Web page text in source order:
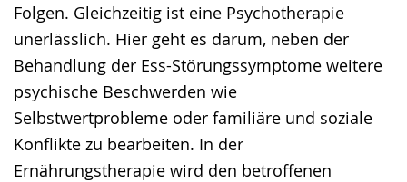
Folgen. Gleichzeitig ist eine Psychotherapie
unerlässlich. Hier geht es darum, neben der
Behandlung der Ess-Störungssymptome weitere
psychische Beschwerden wie
Selbstwertprobleme oder familiäre und soziale
Konflikte zu bearbeiten. In der
Ernährungstherapie wird den betroffenen